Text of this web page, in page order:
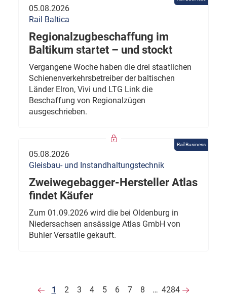
05.08.2026
Rail Baltica
Regionalzugbeschaffung im
Baltikum startet – und stockt
Vergangene Woche haben die drei staatlichen
Schienenverkehrsbetreiber der baltischen
Länder Elron, Vivi und LTG Link die
Beschaffung von Regionalzügen
ausgeschrieben.
Rail Business
05.08.2026
Gleisbau- und Instandhaltungstechnik
Zweiwegebagger-Hersteller Atlas
findet Käufer
Zum 01.09.2026 wird die bei Oldenburg in
Niedersachsen ansässige Atlas GmbH von
Buhler Versatile gekauft.
1 2 3 4 5 6 7 8 … 4284